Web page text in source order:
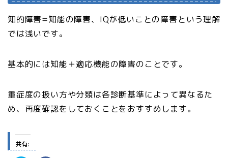
知的障害=知能の障害、IQが低いことの障害という理解
では浅いです。
基本的には知能＋適応機能の障害のことです。
重症度の扱い方や分類は各診断基準によって異なるた
め、再度確認をしておくことをおすすめします。
共有: